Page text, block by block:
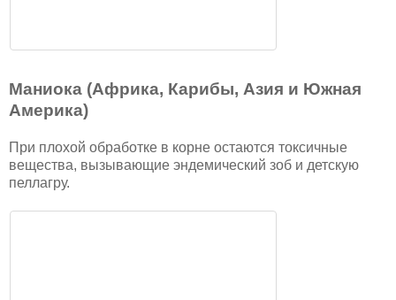
Маниока (Африка, Карибы, Азия и Южная
Америка)
При плохой обработке в корне остаются токсичные
вещества, вызывающие эндемический зоб и детскую
пеллагру.